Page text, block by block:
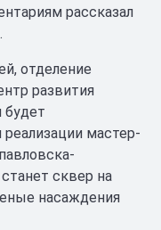
рассказал
отделение
развития
будет
мастер-
сквер на
насаждения